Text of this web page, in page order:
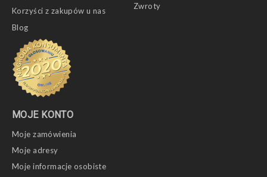
Korzyści z zakupów u nas
Blog
Zwroty
MOJE KONTO
Moje zamówienia
Moje adresy
Moje informacje osobiste